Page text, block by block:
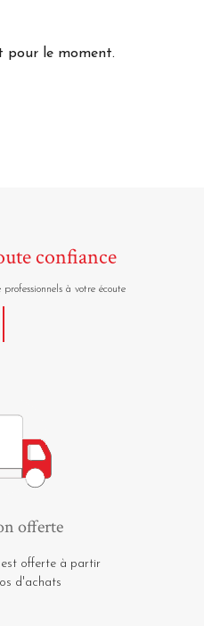
pour le moment.
confiance
professionnels à votre écoute
offerte
est offerte à partir
d'achats